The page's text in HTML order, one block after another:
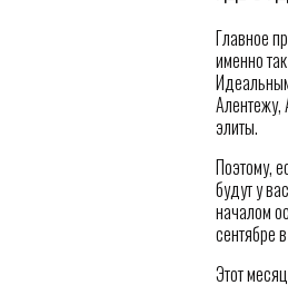
Главное
именно
Алентежу,
элиты.
Поэтому,
будут у
началом
сентябре
Этот